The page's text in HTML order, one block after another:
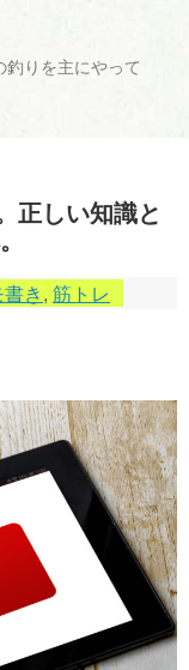
りを主にやって
正しい知識と
き,筋トレ